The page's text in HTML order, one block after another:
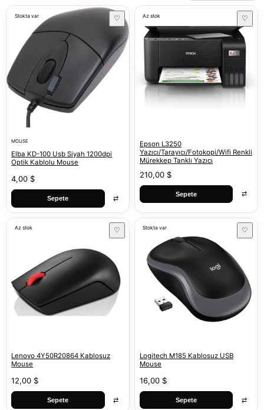
Stokta var ♡
MOUSE
Elba KD-100 Usb Siyah 1200dpi
Optik Kablolu Mouse
4,00 $
Sepete ⇄
Az stok ♡
Epson L3250
Yazıcı/Tarayıcı/Fotokopi/Wifi Renkli
Mürekkep Tanklı Yazıcı
210,00 $
Sepete ⇄
Az stok ♡
Lenovo 4Y50R20864 Kablosuz
Mouse
12,00 $
Sepete ⇄
Stokta var ♡
Logitech M185 Kablosuz USB
Mouse
16,00 $
Sepete ⇄